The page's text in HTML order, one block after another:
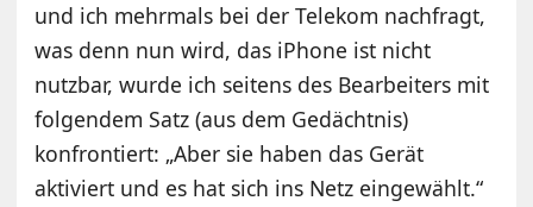
und ich mehrmals bei der Telekom nachfragt,
was denn nun wird, das iPhone ist nicht
nutzbar, wurde ich seitens des Bearbeiters mit
folgendem Satz (aus dem Gedächtnis)
konfrontiert: „Aber sie haben das Gerät
aktiviert und es hat sich ins Netz eingewählt.“